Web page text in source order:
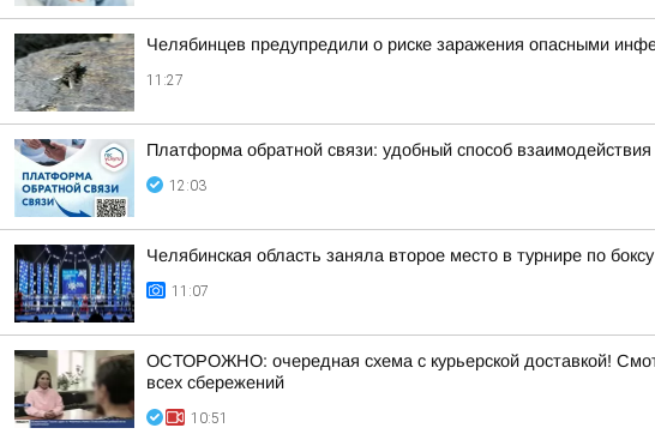
Челябинцев предупредили о риске заражения опасными
11:27
Платформа обратной связи: удобный способ
12:03
Челябинская область заняла второе место в турнире по
11:07
ОСТОРОЖНО: очередная схема с курьерской доставкой!
всех сбережений
10:51